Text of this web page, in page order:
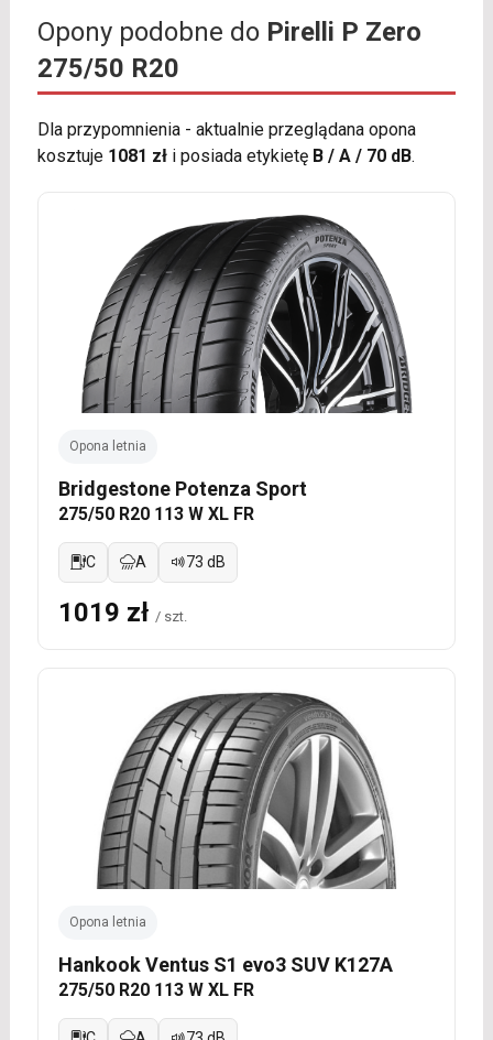
Opony podobne do Pirelli P Zero
275/50 R20
Dla przypomnienia - aktualnie przeglądana opona
kosztuje 1081 złi posiada etykietę B / A / 70 dB.
Opona letnia
Bridgestone Potenza Sport
275/50 R20 113 W XL FR
C A 73 dB
1019 zł / szt.
Opona letnia
Hankook Ventus S1 evo3 SUV K127A
275/50 R20 113 W XL FR